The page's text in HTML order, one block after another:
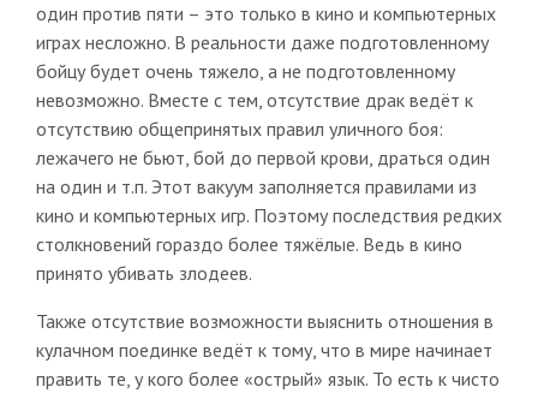
один против пяти – это только в кино и компьютерных
играх несложно. В реальности даже подготовленному
бойцу будет очень тяжело, а не подготовленному
невозможно. Вместе с тем, отсутствие драк ведёт к
отсутствию общепринятых правил уличного боя:
лежачего не бьют, бой до первой крови, драться один
на один и т.п. Этот вакуум заполняется правилами из
кино и компьютерных игр. Поэтому последствия редких
столкновений гораздо более тяжёлые. Ведь в кино
принято убивать злодеев.
Также отсутствие возможности выяснить отношения в
кулачном поединке ведёт к тому, что в мире начинает
править те, у кого более «острый» язык. То есть к чисто